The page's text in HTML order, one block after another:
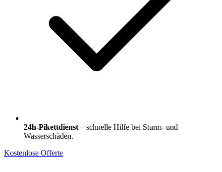
24h-Pikettdienst – schnelle Hilfe bei Sturm- und
Wasserschäden.
Kostenlose Offerte